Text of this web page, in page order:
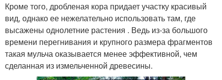
Кроме того, дробленая кора придает участку красивый
вид, однако ее нежелательно использовать там, где
высажены однолетние растения . Ведь из-за большого
времени перегнивания и крупного размера фрагментов
такая мульча оказывается менее эффективной, чем
сделанная из измельченной древесины.